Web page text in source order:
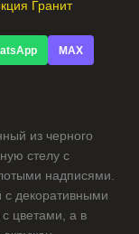
Гранит
MAX
из черного
стелу с
надписями.
декоративными
цветами, а в